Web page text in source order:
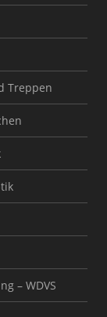
Treppen
– WDVS